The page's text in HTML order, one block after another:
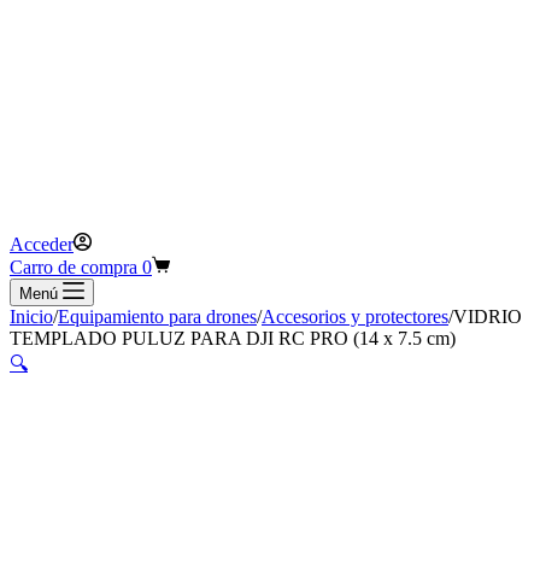
Acceder
Carro de compra 0
Menú
Inicio/Equipamiento para drones/Accesorios y protectores/VIDRIO
TEMPLADO PULUZ PARA DJI RC PRO (14 x 7.5 cm)
🔍